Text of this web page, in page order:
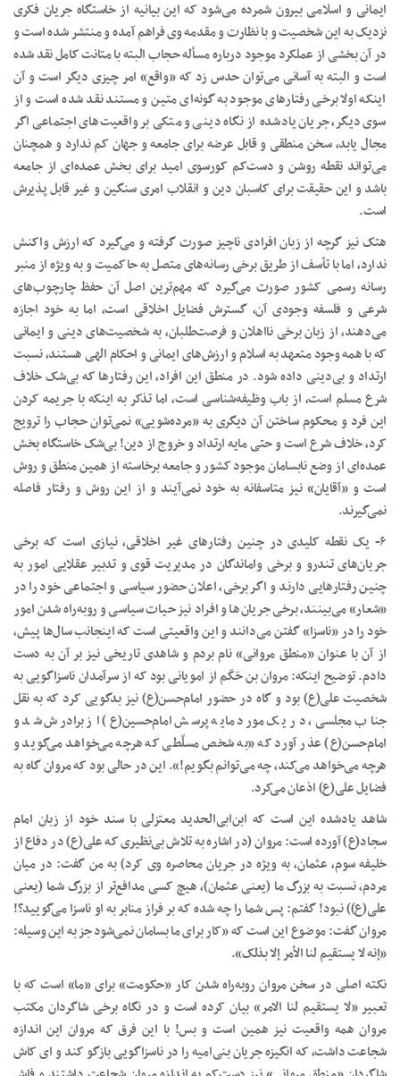
ایمانی و اسلامی بیرون شمرده می‌شود که این بیانیه از خاستگاه جریان فکری
نزدیک به این شخصیت و با نظارت و مقدمه وی فراهم آمده و منتشر شده است و
در آن بخشی از عملکرد موجود درباره مسأله حجاب البته با متانت کامل نقد شده
است و البته به آسانی می‌توان حدس زد که «واقع» امر چیزی دیگر است و آن
اینکه اولا برخی رفتارهای موجود به گونه‌ای متین و مستند نقد شده است و از
سوی دیگر، جریان یادشده از نگاه دینی و متکی بر واقعیت‌های اجتماعی اگر
مجال یابد، سخن منطقی و قابل عرضه برای جامعه و جهان کم ندارد و همچنان
می‌تواند نقطه روشن و دست‌کم کورسوی امید برای بخش عمده‌ای از جامعه
باشد و این حقیقت برای کاسبان دین و انقلاب امری سنگین و غیر قابل پذیرش
است.
هتک نیز گرچه از زبان افرادی ناچیز صورت گرفته و می‌گیرد که ارزش واکنش
ندارد، اما با تأسف از طریق برخی رسانه‌های متصل به حاکمیت و به ویژه از منبر
رسانه رسمی کشور صورت می‌گیرد که مهم‌ترین اصل آن حفظ چارچوب‌های
شرعی و فلسفه وجودی آن، گسترش فضایل اخلاقی است، اما به خود اجازه
می‌دهند، از زبان برخی نااهلان و فرصت‌طلبان، به شخصیت‌های دینی و ایمانی
که با همه وجود متعهد به اسلام و ارزش‌های ایمانی و احکام الهی هستند، نسبت
ارتداد و بی‌دینی داده شود. در منطق این افراد، این رفتارها که بی‌شک خلاف
شرع مسلم است، از باب وظیفه‌شناسی است، اما تذکر به اینکه با جریمه کردن
این فرد و محکوم ساختن آن دیگری به «مرده‌شویی» نمی‌توان حجاب را ترویج
کرد، خلاف شرع است و حتی مایه ارتداد و خروج از دین! بی‌شک خاستگاه بخش
عمده‌ای از وضع نابسامان موجود کشور و جامعه برخاسته از همین منطق و روش
است و «آقایان» نیز متاسفانه به خود نمی‌آیند و از این روش و رفتار فاصله
نمی‌گیرند.
۶- یک نقطه کلیدی در چنین رفتارهای غیر اخلاقی، نیازی است که برخی
جریان‌های تندرو و برخی واماندگان در مدیریت قوی و تدبیر عقلایی امور به
چنین رفتارهایی دارند و اگر برخی، اعلان حضور سیاسی و اجتماعی خود را در
«شعار» می‌بینند، برخی جریان‌ها و افراد نیز حیات سیاسی و روبه‌راه شدن امور
خود را در «ناسزا» گفتن می‌دانند و این واقعیتی است که اینجانب سال‌ها پیش،
از آن با عنوان «منطق مروانی» نام بردم و شاهدی تاریخی نیز بر آن به دست
دادم. توضیح اینکه: مروان بن حَکَم از امویانی بود که از سرآمدان ناسزاگویی به
شخصیت علی(ع) بود و گاه در حضور امام‌حسن(ع) نیز بدگویی کرد که به نقل
جناب مجلسی، در یک مورد مایه پرسش امام‌حسین(ع) از برادرش شد و
امام‌حسن(ع) عذر آورد که «به شخص مسلّطی که هرچه می‌خواهد می‌گوید و
هرچه می‌خواهد می‌کند، چه می‌توانم بگویم!». این در حالی بود که مروان گاه به
فضایل علی(ع) اذعان می‌کرد.
شاهد یادشده این است که ابن‌ابی‌الحدید معتزلی با سند خود از زبان امام
سجاد(ع) آورده است: مروان (در اشاره به تلاش بی‌نظیری که علی(ع) در دفاع از
خلیفه سوم، عثمان، به ویژه در جریان محاصره وی کرد) به من گفت: در میان
مردم، نسبت به بزرگ ما (یعنی عثمان)، هیچ کسی مدافع‌تر از بزرگ شما (یعنی
علی(ع)) نبود! گفتم: پس شما را چه شده که بر فراز منابر به او ناسزا می‌گویید؟!
مروان گفت: موضوع این است که «کار برای ما بسامان نمی‌شود جز به این وسیله:
«إنه لا یستقیم لنا الأمر إلا بذلک».
نکته اصلی در سخن مروان روبه‌راه شدن کار «حکومت» برای «ما» است که با
تعبیر «لا یستقیم لنا الامر» بیان کرده است و در نگاه برخی شاگردان مکتب
مروان همه واقعیت نیز همین است و بس! با این فرق که مروان این اندازه
شجاعت داشت، که انگیزه جریان بنی‌امیه را در ناسزاگویی بازگو کند و ای کاش